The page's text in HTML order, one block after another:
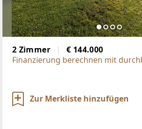
2 Zimmer
€ 144.000
Finanzierung berechnen mit
Zur Merkliste hinzufügen